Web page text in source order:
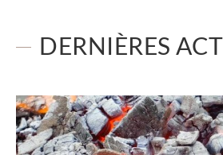
DERNIÈRES